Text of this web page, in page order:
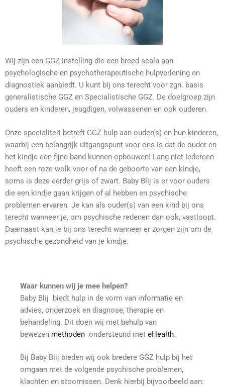
Wij zijn een GGZ instelling die een breed scala aan
psychologische en psychotherapeutische hulpverlening en
diagnostiek aanbiedt. U kunt bij ons terecht voor zgn. basis
generalistische GGZ en Specialistische GGZ. De doelgroep zijn
ouders en kinderen, jeugdigen, volwassenen en ook ouderen.
Onze specialiteit betreft GGZ hulp aan ouder(s) en hun kinderen,
waarbij een belangrijk uitgangspunt voor ons is dat de ouder en
het kindje een fijne band kunnen opbouwen! Lang niet iedereen
heeft een roze wolk voor of na de geboorte van een kindje,
soms is deze eerder grijs of zwart. Baby Blij is er voor ouders
die een kindje gaan krijgen of al hebben en psychische
problemen ervaren. Je kan als ouder(s) van een kind bij ons
terecht wanneer je, om psychische redenen dan ook, vastloopt.
Daarnaast kan je bij ons terecht wanneer er zorgen zijn om de
psychische gezondheid van je kindje.
Waar kunnen wij je mee helpen?
Baby Blij biedt hulp in de vorm van informatie en
advies, onderzoek en diagnose, therapie en
behandeling. Dit doen wij met behulp van
bewezen methoden ondersteund met eHealth.
Bij Baby Blij bieden wij ook bredere GGZ hulp bij het
omgaan met de volgende psychische problemen,
klachten en stoornissen. Denk hierbij bijvoorbeeld aan: